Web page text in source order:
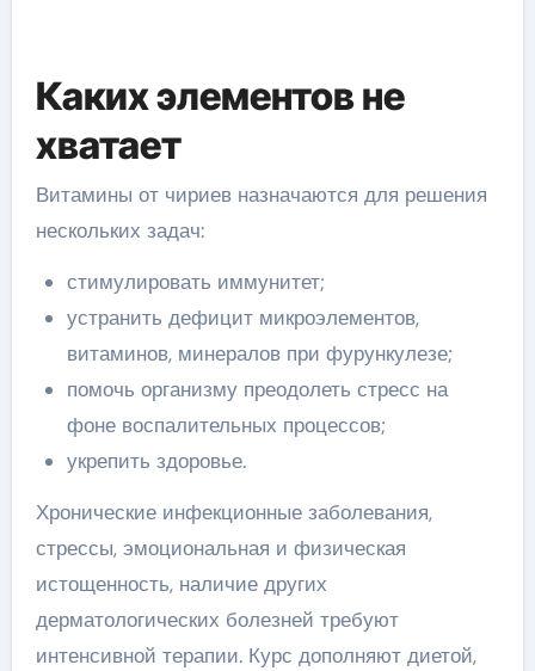
Каких элементов не
хватает
Витамины от чириев назначаются для решения
нескольких задач:
стимулировать иммунитет;
устранить дефицит микроэлементов,
витаминов, минералов при фурункулезе;
помочь организму преодолеть стресс на
фоне воспалительных процессов;
укрепить здоровье.
Хронические инфекционные заболевания,
стрессы, эмоциональная и физическая
истощенность, наличие других
дерматологических болезней требуют
интенсивной терапии. Курс дополняют диетой,